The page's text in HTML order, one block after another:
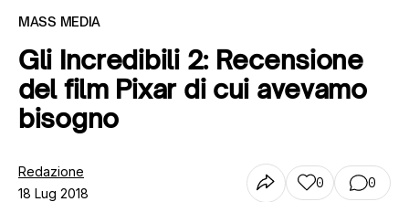
Tutti gli articoli
Chi siamo
MASS MEDIA
Gli Incredibili 2: Recensione
del film Pixar di cui avevamo
bisogno
Redazione
18 Lug 2018
0 0